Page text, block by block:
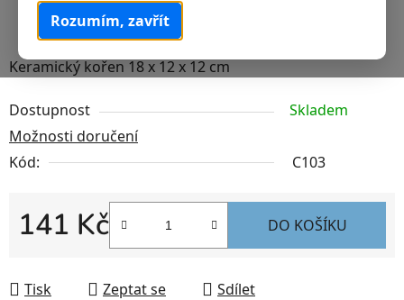
Rozumím, zavřít
Keramický kořen 18 x 12 x 12 cm
Dostupnost
Skladem
Možnosti doručení
Kód:
C103
141 Kč DO KOŠÍKU
Tisk Zeptat se Sdílet